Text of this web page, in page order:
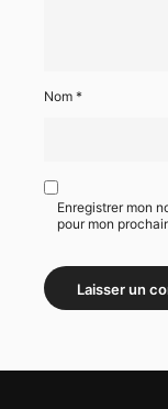
Nom *
Enregistrer mon
pour mon